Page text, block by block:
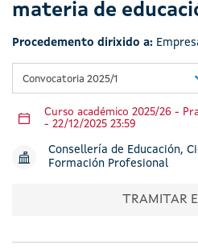
materia de
Procedemento dirixido a:
Convocatoria 2025/1
Curso académico 2025/26 -
- 22/12/2025 23:59
Consellería de Educación,
Formación Profesional
TRAMITAR